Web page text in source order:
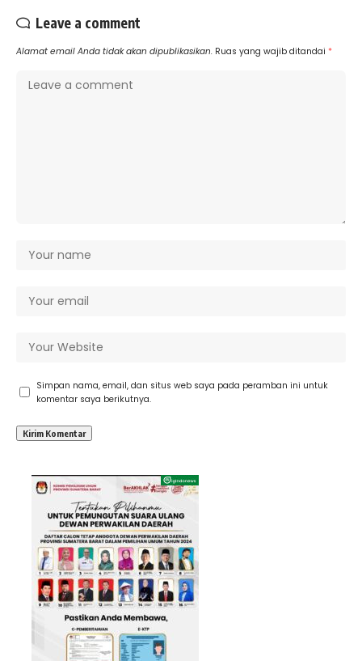
Leave a comment
Alamat email Anda tidak akan dipublikasikan. Ruas yang wajib ditandai *
Simpan nama, email, dan situs web saya pada peramban ini untuk
komentar saya berikutnya.